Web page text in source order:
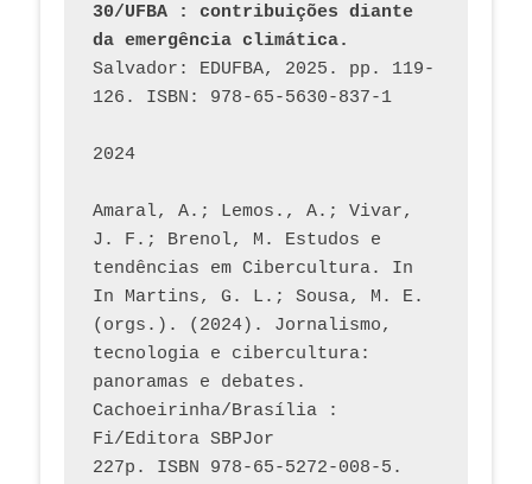
30/UFBA : contribuições diante
da emergência climática.
Salvador: EDUFBA, 2025. pp. 119-
126. ISBN: 978-65-5630-837-1
2024
Amaral, A.; Lemos., A.; Vivar,
J. F.; Brenol, M. Estudos e
tendências em Cibercultura. In
In Martins, G. L.; Sousa, M. E.
(orgs.). (2024). Jornalismo,
tecnologia e cibercultura:
panoramas e debates.
Cachoeirinha/Brasília :
Fi/Editora SBPJor
227p. ISBN 978-65-5272-008-5.